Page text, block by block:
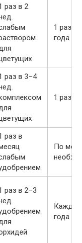
раз в 2
1 раз в
года
раз в 3–4
1 раз в
раз в
По мере
раз в 2–3
года